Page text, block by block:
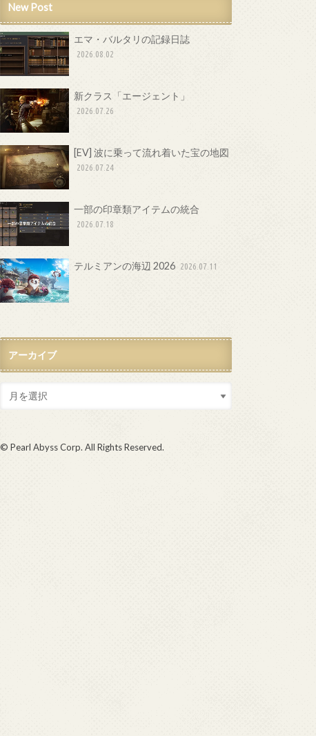
New Post
エマ・バルタリの記録日誌
2026.08.02
新クラス「エージェント」
2026.07.26
[EV] 波に乗って流れ着いた宝の地図
2026.07.24
一部の印章類アイテムの統合
2026.07.18
テルミアンの海辺 2026 2026.07.11
アーカイブ
© Pearl Abyss Corp. All Rights Reserved.